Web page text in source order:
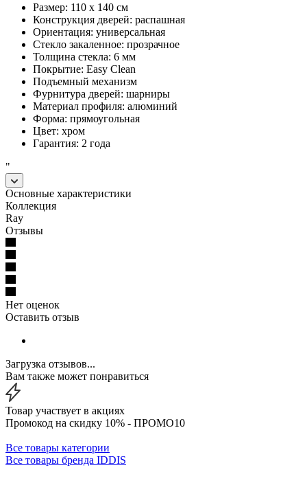
Размер: 110 x 140 см
Конструкция дверей: распашная
Ориентация: универсальная
Стекло закаленное: прозрачное
Толщина стекла: 6 мм
Покрытие: Easy Clean
Подъемный механизм
Фурнитура дверей: шарниры
Материал профиля: алюминий
Форма: прямоугольная
Цвет: хром
Гарантия: 2 года
"
Основные характеристики
Коллекция
Ray
Отзывы
Нет оценок
Оставить отзыв
Загрузка отзывов...
Вам также может понравиться
Товар участвует в акциях
Промокод на скидку 10% - ПРОМО10
Все товары категории
Все товары бренда IDDIS